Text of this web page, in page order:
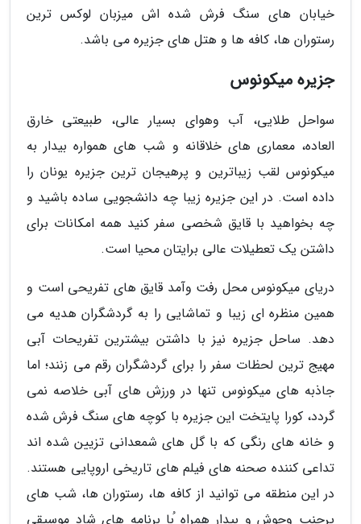
خیابان های سنگ فرش شده اش میزبان لوکس ترین
رستوران ها، کافه ها و هتل های جزیره می باشد.
جزیره میکونوس
سواحل طلایی، آب وهوای بسیار عالی، طبیعتی خارق
العاده، معماری های خلاقانه و شب های همواره بیدار به
میکونوس لقب زیباترین و پرهیجان ترین جزیره یونان را
داده است. در این جزیره زیبا چه دانشجویی ساده باشید و
چه بخواهید با قایق شخصی سفر کنید همه امکانات برای
داشتن یک تعطیلات عالی برایتان محیا است.
دریای میکونوس محل رفت وآمد قایق های تفریحی است و
همین منظره ای زیبا و تماشایی را به گردشگران هدیه می
دهد. ساحل جزیره نیز با داشتن بیشترین تفریحات آبی
مهیج ترین لحظات سفر را برای گردشگران رقم می زنند؛ اما
جاذبه های میکونوس تنها در ورزش های آبی خلاصه نمی
گردد، کورا پایتخت این جزیره با کوچه های سنگ فرش شده
و خانه های رنگی که با گل های شمعدانی تزیین شده اند
تداعی کننده صحنه های فیلم های تاریخی اروپایی هستند.
در این منطقه می توانید از کافه ها، رستوران ها، شب های
پرجنب وجوش و بیدار همراه ُبا برنامه های شاد موسیقی